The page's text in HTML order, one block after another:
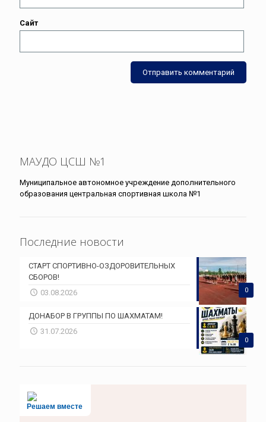
Сайт
МАУДО ЦСШ №1
Муниципальное автономное учреждение дополнительного
образования центральная спортивная школа №1
Последние новости
0
СТАРТ СПОРТИВНО-ОЗДОРОВИТЕЛЬНЫХ
СБОРОВ!
03.08.2026
0
ДОНАБОР В ГРУППЫ ПО ШАХМАТАМ!
31.07.2026
Решаем вместе